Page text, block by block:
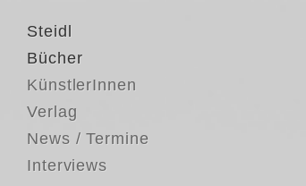
Steidl
Bücher
KünstlerInnen
Verlag
News / Termine
Interviews